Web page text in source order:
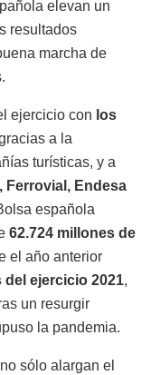
elevan un
resultados
marcha de
ejercicio con los
a la
turísticas, y a
Ferrovial, Endesa
española
62.724 millones de
el año anterior
del ejercicio 2021,
un resurgir
la pandemia.
sólo alargan el